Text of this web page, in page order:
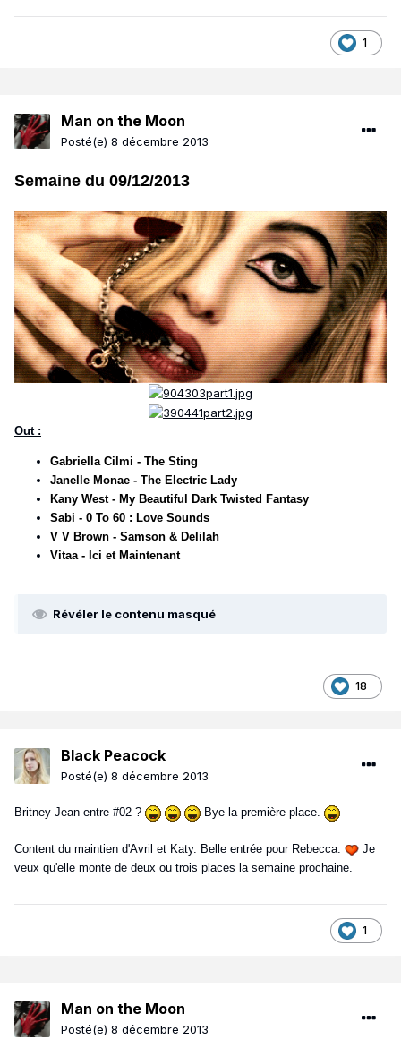
1
Man on the Moon
Posté(e) 8 décembre 2013
Semaine du 09/12/2013
Out :
Gabriella Cilmi - The Sting
Janelle Monae - The Electric Lady
Kany West - My Beautiful Dark Twisted Fantasy
Sabi - 0 To 60 : Love Sounds
V V Brown - Samson & Delilah
Vitaa - Ici et Maintenant
Révéler le contenu masqué
18
Black Peacock
Posté(e) 8 décembre 2013
Britney Jean entre #02 ? Bye la première place.
Content du maintien d'Avril et Katy. Belle entrée pour Rebecca.
Je
veux qu'elle monte de deux ou trois places la semaine prochaine.
1
Man on the Moon
Posté(e) 8 décembre 2013